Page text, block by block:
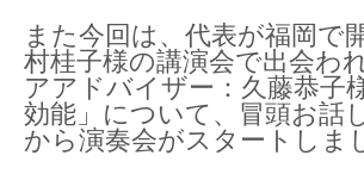
また今回は、代表が福岡で
村桂子様の講演会で出会わ
アアドバイザー：久藤恭子
効能」について、冒頭お話
から演奏会がスタートしま